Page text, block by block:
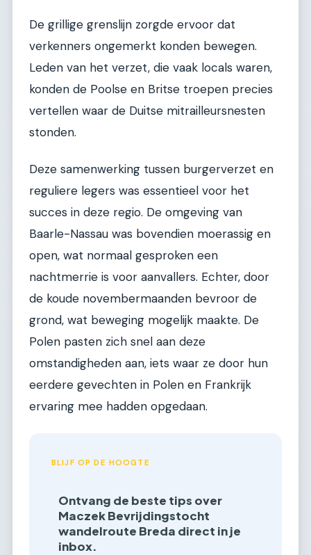
De grillige grenslijn zorgde ervoor dat
verkenners ongemerkt konden bewegen.
Leden van het verzet, die vaak locals waren,
konden de Poolse en Britse troepen precies
vertellen waar de Duitse mitrailleursnesten
stonden.
Deze samenwerking tussen burgerverzet en
reguliere legers was essentieel voor het
succes in deze regio. De omgeving van
Baarle-Nassau was bovendien moerassig en
open, wat normaal gesproken een
nachtmerrie is voor aanvallers. Echter, door
de koude novembermaanden bevroor de
grond, wat beweging mogelijk maakte. De
Polen pasten zich snel aan deze
omstandigheden aan, iets waar ze door hun
eerdere gevechten in Polen en Frankrijk
ervaring mee hadden opgedaan.
BLIJF OP DE HOOGTE
Ontvang de beste tips over
Maczek Bevrijdingstocht
wandelroute Breda direct in je
inbox.